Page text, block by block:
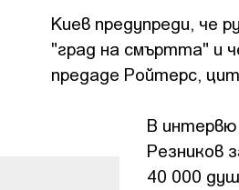
Киев предупреди, че
"град на смъртта" и
предаде Ройтерс,
В интервю
Резников
40 000